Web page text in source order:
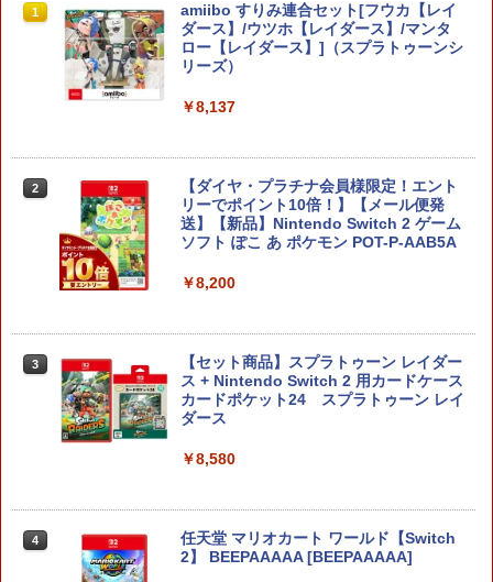
1
amiibo すりみ連合セット[フウカ【レイ
ダース】/ウツホ【レイダース】/マンタ
ロー【レイダース】]（スプラトゥーンシ
リーズ）
￥8,137
2
【ダイヤ・プラチナ会員様限定！エント
リーでポイント10倍！】【メール便発
送】【新品】Nintendo Switch 2 ゲーム
ソフト ぽこ あ ポケモン POT-P-AAB5A
￥8,200
3
【セット商品】スプラトゥーン レイダー
ス + Nintendo Switch 2 用カードケース
カードポケット24 スプラトゥーン レイ
ダース
￥8,580
4
任天堂 マリオカート ワールド【Switch
2】 BEEPAAAAA [BEEPAAAAA]